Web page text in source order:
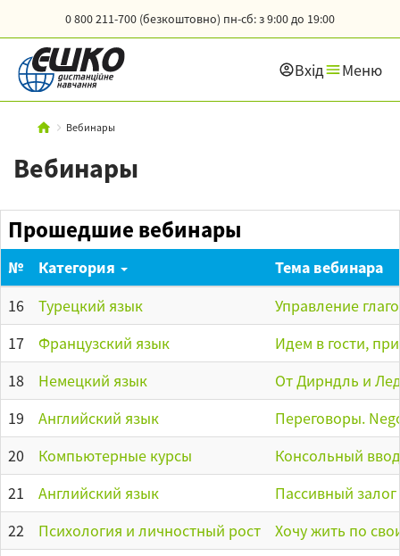
0 800 211-700 (безкоштовно) пн-сб: з 9:00 до 19:00
Вхід Меню
Вебинары
Вебинары
Прошедшие вебинары
№ Категория
Тема вебинара
16
Турецкий язык
Управление
17
Французский язык
Идем в гости,
18
Немецкий язык
От Дирндль и
19
Английский язык
Переговоры.
20
Компьютерные курсы
Консольный
21
Английский язык
Пассивный
22
Психология и личностный рост
Хочу жить по